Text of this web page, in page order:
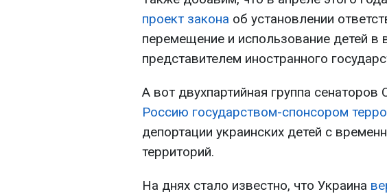
проект закона об установлении
перемещение и использование детей в
представителем иностранного
А вот двухпартийная группа
Россию государством-спонсором
депортации украинских детей с
территорий.
На днях стало известно, что Украина